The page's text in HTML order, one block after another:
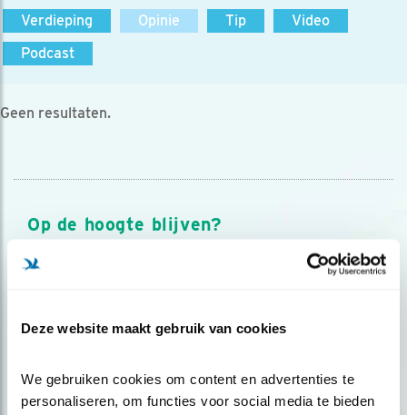
Deze website maakt gebruik van cookies
We gebruiken cookies om content en advertenties te
personaliseren, om functies voor social media te bieden
Verdieping
Opinie Tip
Video
Podcast
Geen resultaten.
Op de hoogte blijven?
Meld je aan en ontvang nieuws, inspiratie, acties en tips
over vogels en activiteiten van Vogelbescherming.